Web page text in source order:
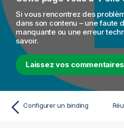
Si vous rencontrez des
dans son contenu – une faute
manquante ou une erreur
savoir.
Laissez vos
Configurer un binding